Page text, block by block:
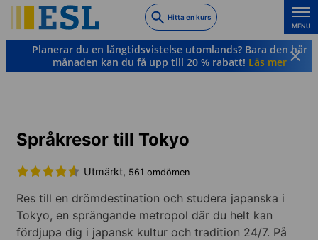
to
main
content
Hitta en kurs
MENU
Planerar du en långtidsvistelse utomlands? Bara den här
månaden kan du få upp till 20 % rabatt! Läs mer
Språkresor till Tokyo
Utmärkt, 561 omdömen
Res till en drömdestination och studera japanska i
Tokyo, en sprängande metropol där du helt kan
fördjupa dig i japansk kultur och tradition 24/7. På